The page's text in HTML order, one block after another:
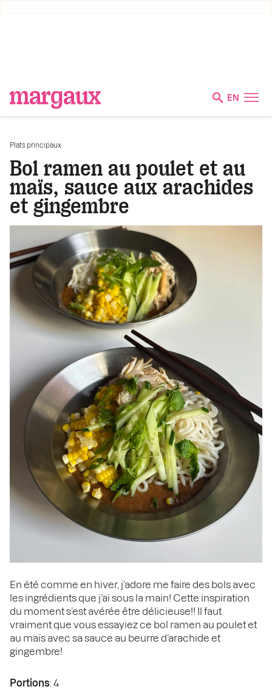
EN
Plats principaux
Bol ramen au poulet et au
maïs, sauce aux arachides
et gingembre
En été comme en hiver, j’adore me faire des bols avec
les ingrédients que j’ai sous la main! Cette inspiration
du moment s’est avérée être délicieuse!! Il faut
vraiment que vous essayiez ce bol ramen au poulet et
au maïs avec sa sauce au beurre d’arachide et
gingembre!
Portions: 4